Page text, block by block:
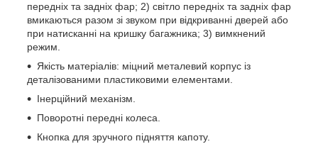
передніх та задніх фар; 2) світло передніх та задніх фар
вмикаються разом зі звуком при відкриванні дверей або
при натисканні на кришку багажника; 3) вимкнений
режим.
Якість матеріалів: міцний металевий корпус із
деталізованими пластиковими елементами.
Інерційний механізм.
Поворотні передні колеса.
Кнопка для зручного підняття капоту.